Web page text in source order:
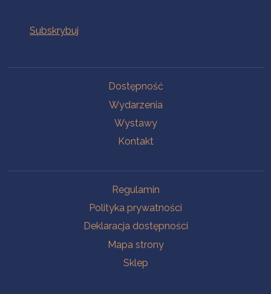
Dostępność
Wydarzenia
Wystawy
Kontakt
Regulamin
Polityka prywatności
Deklaracja dostępności
Mapa strony
Sklep